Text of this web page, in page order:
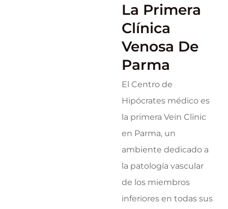
La Primera
Clínica
Venosa De
Parma
El Centro de
Hipócrates médico es
la primera Vein Clinic
en Parma, un
ambiente dedicado a
la patología vascular
de los miembros
inferiores en todas sus